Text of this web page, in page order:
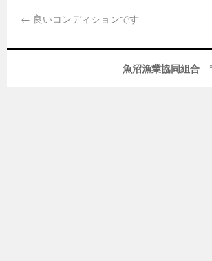
← 良いコンディションです
魚沼漁業協同組合